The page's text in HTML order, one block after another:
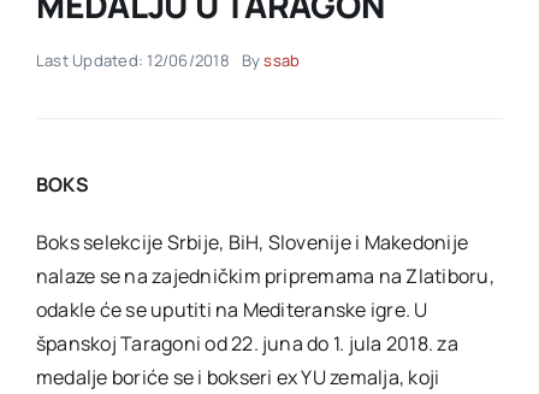
Akti SSAB
Last Updated: 12/06/2018 Byssab
BOKS
Boks selekcije Srbije, BiH, Slovenije i Makedonije
nalaze se na zajedničkim pripremama na Zlatiboru,
odakle će se uputiti na Mediteranske igre. U
španskoj Taragoni od 22. juna do 1. jula 2018. za
medalje boriće se i bokseri ex YU zemalja, koji